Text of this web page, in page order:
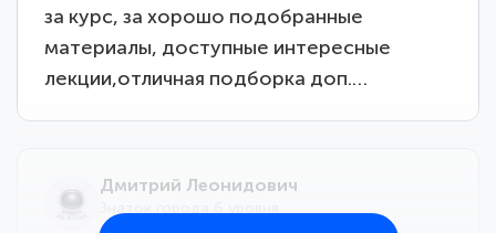
за курс, за хорошо подобранные
материалы, доступные интересные
лекции,отличная подборка доп.…
Дмитрий Леонидович